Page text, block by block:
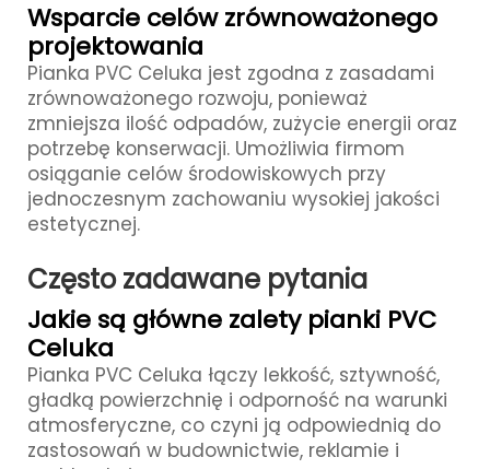
Wsparcie celów zrównoważonego
projektowania
Pianka PVC Celuka jest zgodna z zasadami
zrównoważonego rozwoju, ponieważ
zmniejsza ilość odpadów, zużycie energii oraz
potrzebę konserwacji. Umożliwia firmom
osiąganie celów środowiskowych przy
jednoczesnym zachowaniu wysokiej jakości
estetycznej.
Często zadawane pytania
Jakie są główne zalety pianki PVC
Celuka
Pianka PVC Celuka łączy lekkość, sztywność,
gładką powierzchnię i odporność na warunki
atmosferyczne, co czyni ją odpowiednią do
zastosowań w budownictwie, reklamie i